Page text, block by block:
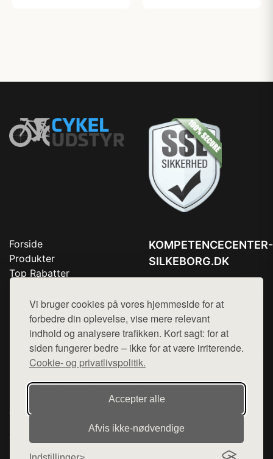
Vi bruger cookies på vores hjemmeside for at
forbedre din oplevelse, vise mere relevant
indhold og analysere trafikken. Kort sagt: for at
siden fungerer bedre – ikke for at være irriterende.
Cookie- og privatlivspolitik.
Accepter alle
Afvis ikke‑nødvendige
Forside
Produkter
Top Rabatter
Kontakt
KOMPETENCECENTER-
SILKEBORG.DK
Mail:hej@want.dk
Cookie- og privatlivspolitik
Denne side er en del af want.dk, der udgiver en række
hjemmesider med præsentation af forskellige produkter fra
diverse webshops. Der sælges ikke varer fra denne side - vi
henviser til de shops, som sælger varen. Vi har heller ikke
varerne på lager.